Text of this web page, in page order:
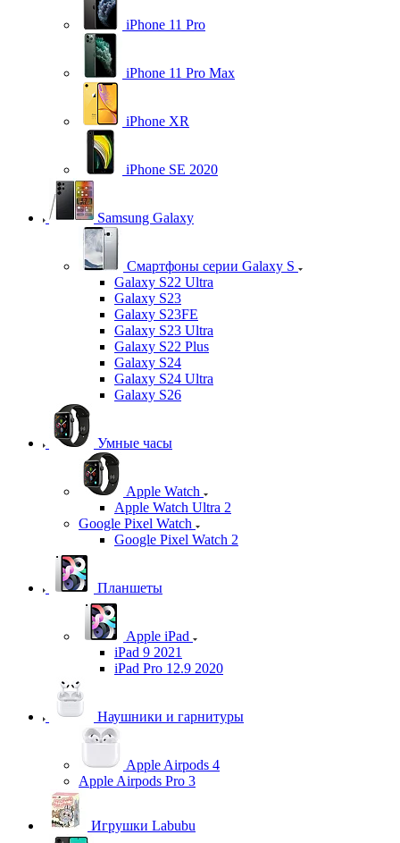
iPhone 11 Pro
iPhone 11 Pro Max
iPhone XR
iPhone SE 2020
Samsung Galaxy
Смартфоны серии Galaxy S
Galaxy S22 Ultra
Galaxy S23
Galaxy S23FE
Galaxy S23 Ultra
Galaxy S22 Plus
Galaxy S24
Galaxy S24 Ultra
Galaxy S26
Умные часы
Apple Watch
Apple Watch Ultra 2
Google Pixel Watch
Google Pixel Watch 2
Планшеты
Apple iPad
iPad 9 2021
iPad Pro 12.9 2020
Наушники и гарнитуры
Apple Airpods 4
Apple Airpods Pro 3
Игрушки Labubu